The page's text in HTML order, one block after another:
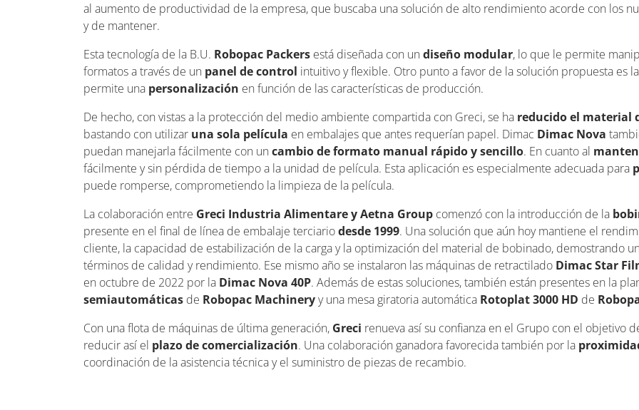
al aumento de productividad de la empresa, que buscaba una solución de alto rendimiento acorde con los
y de mantener.
Esta tecnología de la B.U. Robopac Packers está diseñada con un diseño modular, lo que le permite
formatos a través de un panel de control intuitivo y flexible. Otro punto a favor de la solución propuesta es
permite una personalización en función de las características de producción.
De hecho, con vistas a la protección del medio ambiente compartida con Greci, se ha reducido el material
bastando con utilizar una sola película en embalajes que antes requerían papel. Dimac Dimac Nova
puedan manejarla fácilmente con un cambio de formato manual rápido y sencillo. En cuanto al
fácilmente y sin pérdida de tiempo a la unidad de película. Esta aplicación es especialmente adecuada para
puede romperse, comprometiendo la limpieza de la película.
La colaboración entre Greci Industria Alimentare y Aetna Group comenzó con la introducción de la
presente en el final de línea de embalaje terciariodesde 1999. Una solución que aún hoy mantiene el
cliente, la capacidad de estabilización de la carga y la optimización del material de bobinado, demostrando
términos de calidad y rendimiento. Ese mismo año se instalaron las máquinas de retractilado Dimac Star
en octubre de 2022 por la Dimac Nova 40P. Además de estas soluciones, también están presentes en la
semiautomáticas de Robopac Machineryy una mesa giratoria automática Rotoplat 3000 HD de
Con una flota de máquinas de última generación, Greci renueva así su confianza en el Grupo con el objetivo
reducir así el plazo de comercialización. Una colaboración ganadora favorecida también por la
coordinación de la asistencia técnica y el suministro de piezas de recambio.